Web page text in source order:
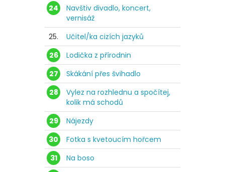
24
Navštiv divadlo, koncert,
vernisáž
25.
Učitel/ka cizích jazyků
26
Lodička z přírodnin
27
Skákání přes švihadlo
28
Vylez na rozhlednu a spočítej,
kolik má schodů
29
Nájezdy
30
Fotka s kvetoucím hořcem
31
Na boso